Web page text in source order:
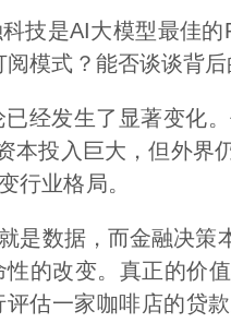
是AI大模型最佳的
模式？能否谈谈背后
发生了显著变化。
本投入巨大，但外
行业格局。
数据，而金融决策
的改变。真正的价
估一家咖啡店的贷